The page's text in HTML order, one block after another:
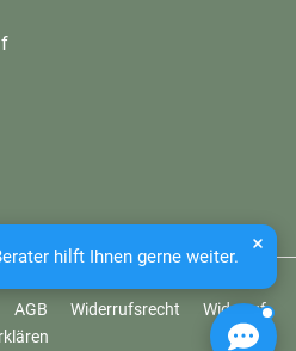
hilft Ihnen gerne weiter.
AGB Widerrufsrecht
Widerruf